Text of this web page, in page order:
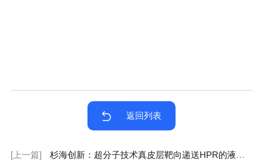
返回列表
[上一篇]
杉海创新：超分子技术真皮层靶向递送HPR的液体面霜，5倍真皮含量，实现精准护肤